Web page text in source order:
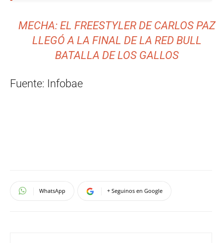
MECHA: EL FREESTYLER DE CARLOS PAZ
LLEGÓ A LA FINAL DE LA RED BULL
BATALLA DE LOS GALLOS
Fuente: Infobae
WhatsApp + Seguinos en Google